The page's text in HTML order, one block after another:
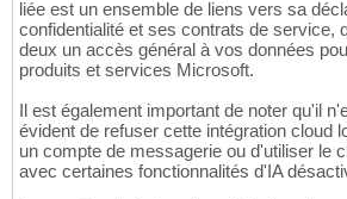
liée est un ensemble de liens vers sa
confidentialité et ses contrats de service,
deux un accès général à vos données
produits et services Microsoft.
Il est également important de noter qu'il
évident de refuser cette intégration cloud
un compte de messagerie ou d'utiliser le
avec certaines fonctionnalités d'IA